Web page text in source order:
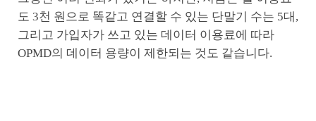
도 3천 원으로 똑같고 연결할 수 있는 단말기 수는 5대,
그리고 가입자가 쓰고 있는 데이터 이용료에 따라
OPMD의 데이터 용량이 제한되는 것도 같습니다.